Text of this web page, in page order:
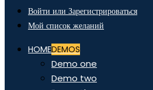
Войти или Зарегистрироваться
Мой список желаний
HOMEDEMOS
Demo one
Demo two